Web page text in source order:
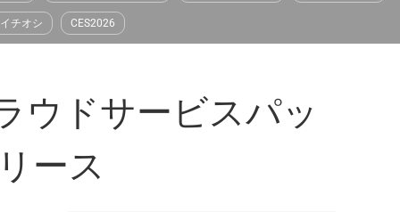
イチオシ CES2026
ウドサービスパッ
ース